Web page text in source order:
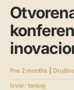
Pre 2 months
Izvor: tanjug